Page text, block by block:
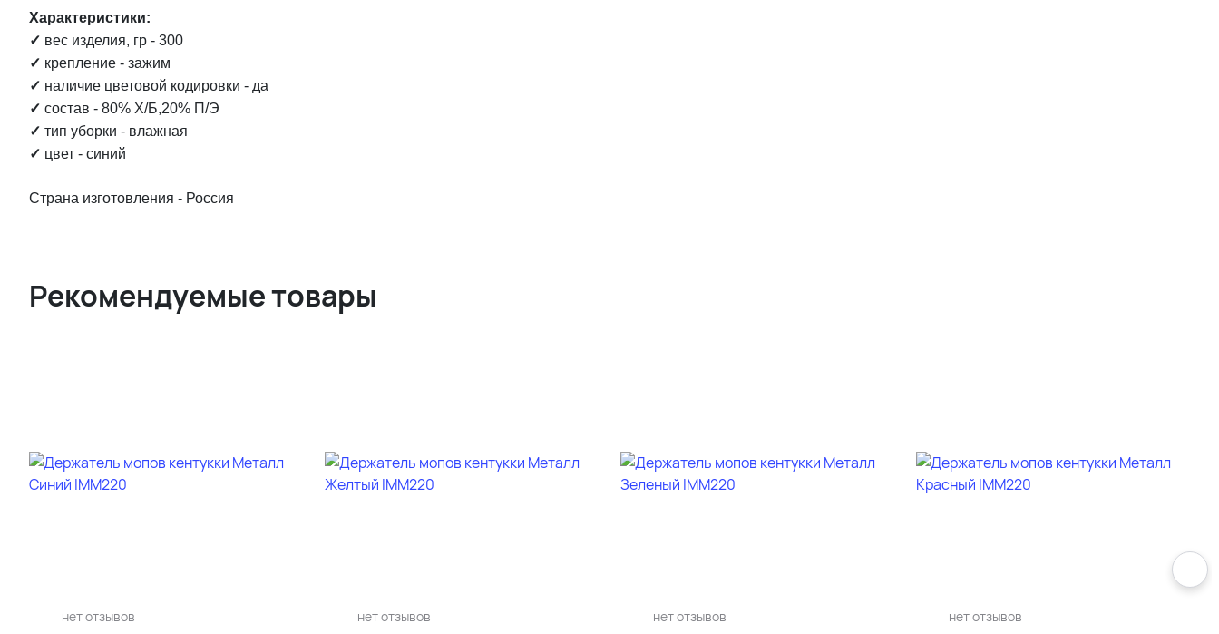
Характеристики:
✓ вес изделия, гр - 300
✓ крепление - зажим
✓ наличие цветовой кодировки - да
✓ состав - 80% Х/Б,20% П/Э
✓ тип уборки - влажная
✓ цвет - синий
Страна изготовления - Россия
Рекомендуемые товары
нет отзывов нет отзывов нет отзывов нет отзывов